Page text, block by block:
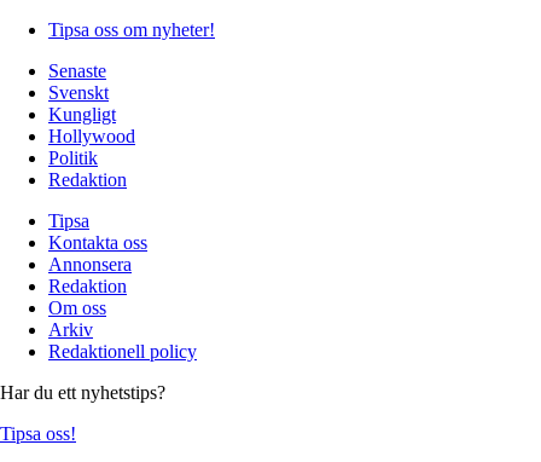
Tipsa oss om nyheter!
Senaste
Svenskt
Kungligt
Hollywood
Politik
Redaktion
Tipsa
Kontakta oss
Annonsera
Redaktion
Om oss
Arkiv
Redaktionell policy
Har du ett nyhetstips?
Tipsa oss!